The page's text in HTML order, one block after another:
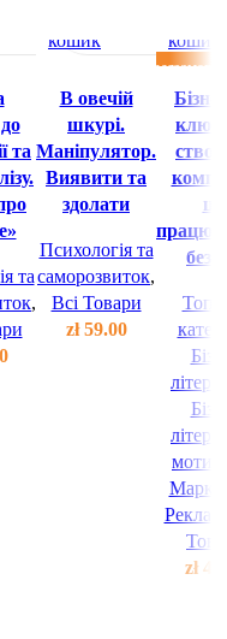
wishlist
та
та
,
кошик
В овечій
шкурі.
Маніпулятор.
Виявити та
здолати
Психологія та
саморозвиток,
Всі Товари
zł59.00
кошик
без
Топ
zł